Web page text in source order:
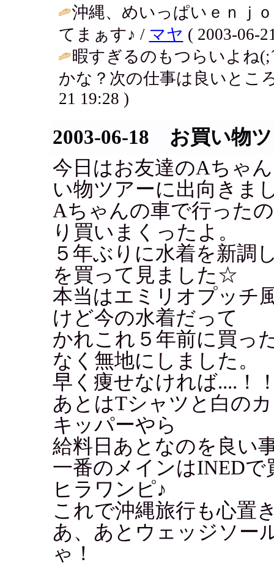
沖縄、めいっぱいｅｎｊ
てまぁす♪ / マヤ ( 2003-06-
暇すぎるのもつらいよね
かな？次の仕事は良いとこ
21 19:28 )
2003-06-18 お買い物
今日はお友達のAちゃ
い物ツアーに出向きま
Aちゃんの車で行った
り買いまくったよ。
５年ぶりに水着を新調
を買って見ました☆
本当はエミリオプッチ
けど今の水着だって
かれこれ５年前に買っ
なく無地にしました。
早く痩せなければ....！
あとはTシャツと白の
キッパーやら
給料日あとなのを良い
一番のメインはINED
ヒラワンピ♪
これで沖縄旅行も心置
あ、あとウェッジソー
ゃ！